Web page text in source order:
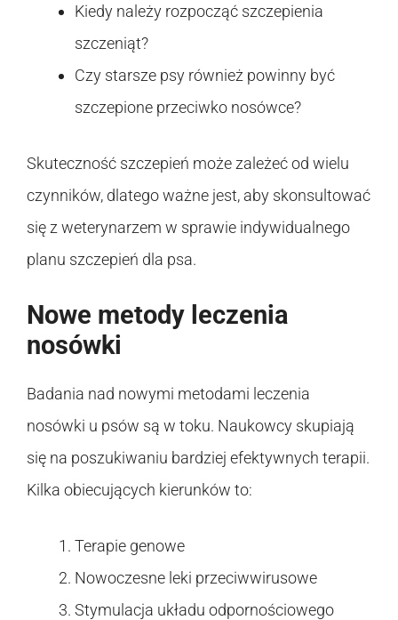
Kiedy należy rozpocząć szczepienia
szczeniąt?
Czy starsze psy również powinny być
szczepione przeciwko nosówce?
Skuteczność szczepień może zależeć od wielu
czynników, dlatego ważne jest, aby skonsultować
się z weterynarzem w sprawie indywidualnego
planu szczepień dla psa.
Nowe metody leczenia
nosówki
Badania nad nowymi metodami leczenia
nosówki u psów są w toku. Naukowcy skupiają
się na poszukiwaniu bardziej efektywnych terapii.
Kilka obiecujących kierunków to:
Terapie genowe
Nowoczesne leki przeciwwirusowe
Stymulacja układu odpornościowego